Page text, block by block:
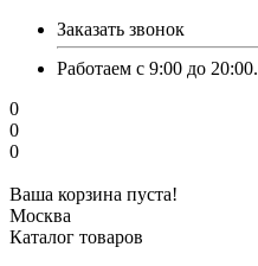
Заказать звонок
Работаем с 9:00 до
0
0
0
Ваша корзина пуста!
Москва
Каталог товаров